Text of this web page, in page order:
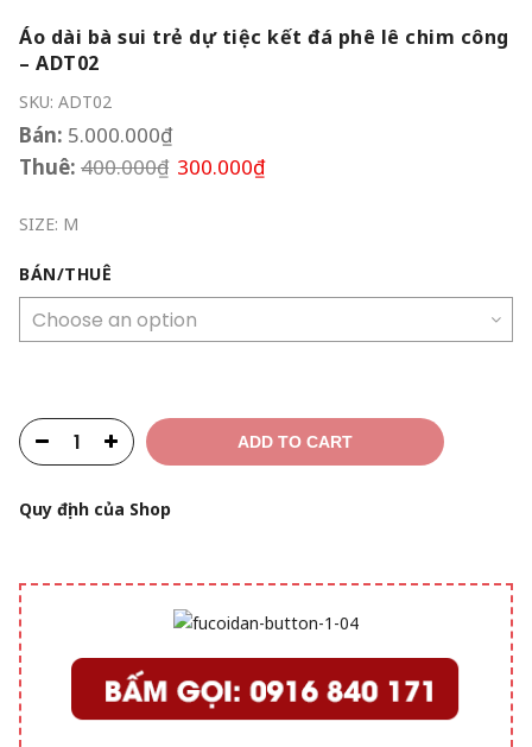
Áo dài bà sui trẻ dự tiệc kết đá phê lê chim công
– ADT02
SKU: ADT02
Bán: 5.000.000₫
Thuê: 400.000₫ 300.000₫
SIZE: M
BÁN/THUÊ
ADD TO CART
Quy định của Shop